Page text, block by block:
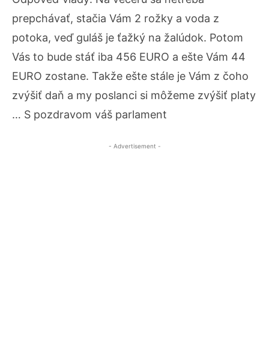
prepchávať, stačia Vám 2 rožky a voda z
potoka, veď guláš je ťažký na žalúdok. Potom
Vás to bude stáť iba 456 EURO a ešte Vám 44
EURO zostane. Takže ešte stále je Vám z čoho
zvýšiť daň a my poslanci si môžeme zvýšiť platy
… S pozdravom váš parlament
- Advertisement -